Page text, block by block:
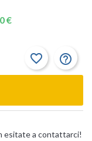
€
favorite_border help_outline
esitate a contattarci!